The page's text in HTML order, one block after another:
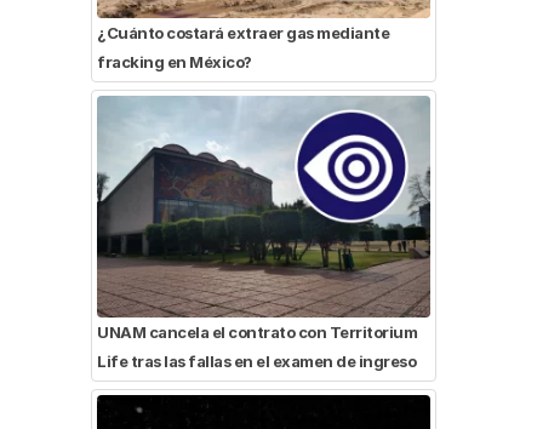
¿Cuánto costará extraer gas mediante
fracking en México?
UNAM cancela el contrato con Territorium
Life tras las fallas en el examen de ingreso